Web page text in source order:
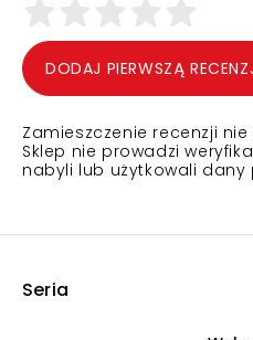
DODAJ PIERWSZĄ
Zamieszczenie recenzji
Sklep nie prowadzi
nabyli lub użytkowali dany
Seria